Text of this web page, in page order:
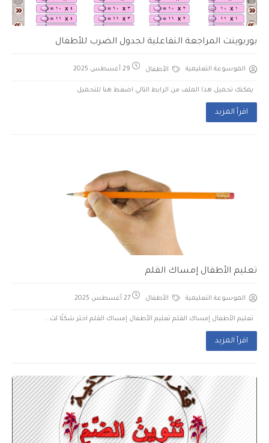
بوربوينت المراجعة التفاعلية لجدول الضرب للأطفال
الموسوعة التعليمية الأطفال 29 أغسطس 2025
يمكنك تحميل هذا الملف من الرابط التالي اضغط هنا للتحميل
اقرأ المزيد
تعليم الأطفال إمساك القلم
الموسوعة التعليمية الأطفال 27 أغسطس 2025
تعليم الأطفال إمساك القلم تعليم الأطفال إمساك القلم اختر شكلًا لت...
اقرأ المزيد